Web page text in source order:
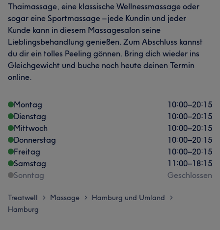
Thaimassage, eine klassische Wellnessmassage oder
sogar eine Sportmassage – jede Kundin und jeder
Kunde kann in diesem Massagesalon seine
Lieblingsbehandlung genießen. Zum Abschluss kannst
du dir ein tolles Peeling gönnen. Bring dich wieder ins
Gleichgewicht und buche noch heute deinen Termin
online.
Montag 10:00–20:15
Dienstag
10:00–20:15
Mittwoch
10:00–20:15
Donnerstag
10:00–20:15
Freitag
10:00–20:15
Samstag
11:00–18:15
Sonntag
Geschlossen
Treatwell > Massage > Hamburg und Umland >
Hamburg